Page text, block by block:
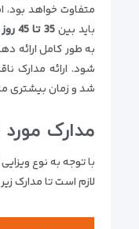
متفاوت خواهد بود،
باید بین35 تا 45 روز
به طور کامل ارائه
شود. ارائه مدارک
شد و زمان بیشتری
مدارک
با توجه به نوع
لازم است تا مدارک